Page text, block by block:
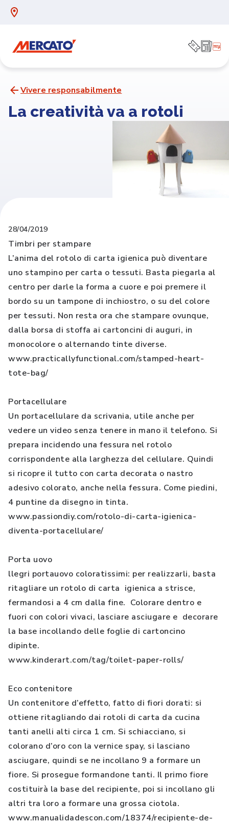
Vivere responsabilmente
La creatività va a rotoli
28/04/2019
Timbri per stampare
L’anima del rotolo di carta igienica può diventare
uno stampino per carta o tessuti. Basta piegarla al
centro per darle la forma a cuore e poi premere il
bordo su un tampone di inchiostro, o su del colore
per tessuti. Non resta ora che stampare ovunque,
dalla borsa di stoffa ai cartoncini di auguri, in
monocolore o alternando tinte diverse.
www.practicallyfunctional.com/stamped-heart-
tote-bag/
Portacellulare
Un portacellulare da scrivania, utile anche per
vedere un video senza tenere in mano il telefono. Si
prepara incidendo una fessura nel rotolo
corrispondente alla larghezza del cellulare. Quindi
si ricopre il tutto con carta decorata o nastro
adesivo colorato, anche nella fessura. Come piedini,
4 puntine da disegno in tinta.
www.passiondiy.com/rotolo-di-carta-igienica-
diventa-portacellulare/
Porta uovo
llegri portauovo coloratissimi: per realizzarli, basta
ritagliare un rotolo di carta igienica a strisce,
fermandosi a 4 cm dalla fine. Colorare dentro e
fuori con colori vivaci, lasciare asciugare e decorare
la base incollando delle foglie di cartoncino
dipinte.
www.kinderart.com/tag/toilet-paper-rolls/
Eco contenitore
Un contenitore d’effetto, fatto di fiori dorati: si
ottiene ritagliando dai rotoli di carta da cucina
tanti anelli alti circa 1 cm. Si schiacciano, si
colorano d’oro con la vernice spay, si lasciano
asciugare, quindi se ne incollano 9 a formare un
fiore. Si prosegue formandone tanti. Il primo fiore
costituirà la base del recipiente, poi si incollano gli
altri tra loro a formare una grossa ciotola.
www.manualidadescon.com/18374/recipiente-de-